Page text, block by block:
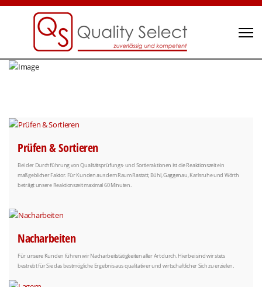
Prüfen & Sortieren
Bei der Durchführung von Qualitätsprüfungs- und Sortieraktionen ist die Reaktionszeit ein
maßgeblicher Faktor. Für Kunden aus dem Raum Rastatt, Bühl, Gaggenau, Karlsruhe und Wörth
beträgt unsere Reaktionszeit maximal 60 Minuten.
Nacharbeiten
Für unsere Kunden führen wir Nacharbeitstätigkeiten aller Art durch. Hierbei sind wir stets
bestrebt für Sie das bestmögliche Ergebnis aus qualitativer und wirtschaftlicher Sich zu erzielen.